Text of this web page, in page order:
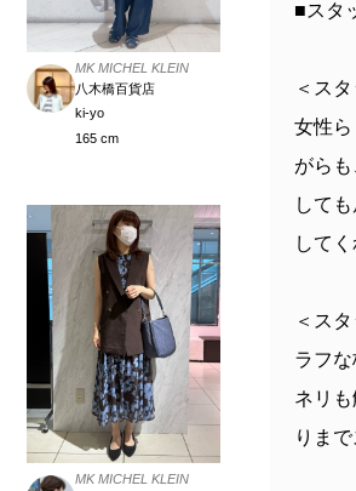
MK MICHEL KLEIN
八木橋百貨店
ki-yo
165 cm
MK MICHEL KLEIN
■スタ
＜ス
女性
がら
して
して
＜ス
ラフ
ネリ
りま